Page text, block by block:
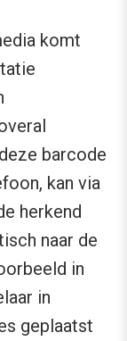
komt
barcode
kan via
herkend
naar de
in
in
geplaatst